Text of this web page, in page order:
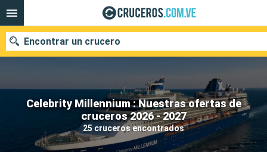
Celebrity Millennium : Nuestras ofertas de
cruceros 2026 - 2027
25 cruceros encontrados
Encontrar un crucero
Nuestros destinos
Fecha de salida